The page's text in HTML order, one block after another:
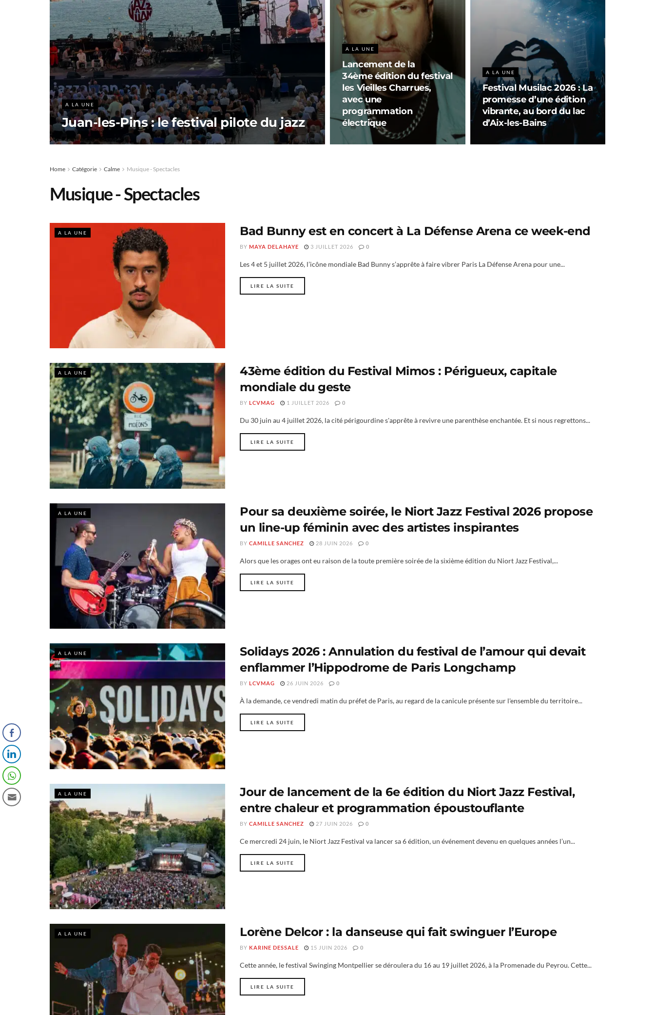
A LA UNE
Juan-les-Pins : le festival pilote du jazz
A LA UNE
Lancement de la
34ème édition du festival
les Vieilles Charrues,
avec une
programmation
électrique
A LA UNE
Festival Musilac 2026 : La
promesse d’une édition
vibrante, au bord du lac
d’Aix-les-Bains
Home Catégorie Calme Musique - Spectacles
Musique - Spectacles
A LA UNE Bad Bunny est en concert à La Défense Arena ce week-end
BY MAYA DELAHAYE 3 JUILLET 2026 0
Les 4 et 5 juillet 2026, l’icône mondiale Bad Bunny s’apprête à faire vibrer Paris La Défense Arena pour une...
LIRE LA SUITE
A LA UNE
43ème édition du Festival Mimos : Périgueux, capitale
mondiale du geste
BY LCVMAG 1 JUILLET 2026 0
Du 30 juin au 4 juillet 2026, la cité périgourdine s'apprête à revivre une parenthèse enchantée. Et si nous regrettons...
LIRE LA SUITE
A LA UNE
Pour sa deuxième soirée, le Niort Jazz Festival 2026 propose
un line-up féminin avec des artistes inspirantes
BY CAMILLE SANCHEZ 28 JUIN 2026 0
Alors que les orages ont eu raison de la toute première soirée de la sixième édition du Niort Jazz Festival,...
LIRE LA SUITE
A LA UNE
Solidays 2026 : Annulation du festival de l’amour qui devait
enflammer l’Hippodrome de Paris Longchamp
BY LCVMAG 26 JUIN 2026 0
À la demande, ce vendredi matin du préfet de Paris, au regard de la canicule présente sur l'ensemble du territoire...
LIRE LA SUITE
A LA UNE
Jour de lancement de la 6e édition du Niort Jazz Festival,
entre chaleur et programmation époustouflante
BY CAMILLE SANCHEZ 27 JUIN 2026 0
Ce mercredi 24 juin, le Niort Jazz Festival va lancer sa 6 édition, un événement devenu en quelques années l’un...
LIRE LA SUITE
A LA UNE Lorène Delcor : la danseuse qui fait swinguer l’Europe
BY KARINE DESSALE 15 JUIN 2026 0
Cette année, le festival Swinging Montpellier se déroulera du 16 au 19 juillet 2026, à la Promenade du Peyrou. Cette...
LIRE LA SUITE